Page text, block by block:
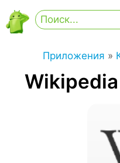
Приложения »